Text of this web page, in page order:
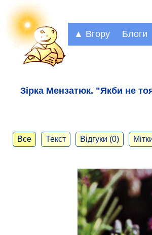
▲ Вгору Блоги
Зірка Мензатюк. "Якби не
Все Текст Відгуки (0)